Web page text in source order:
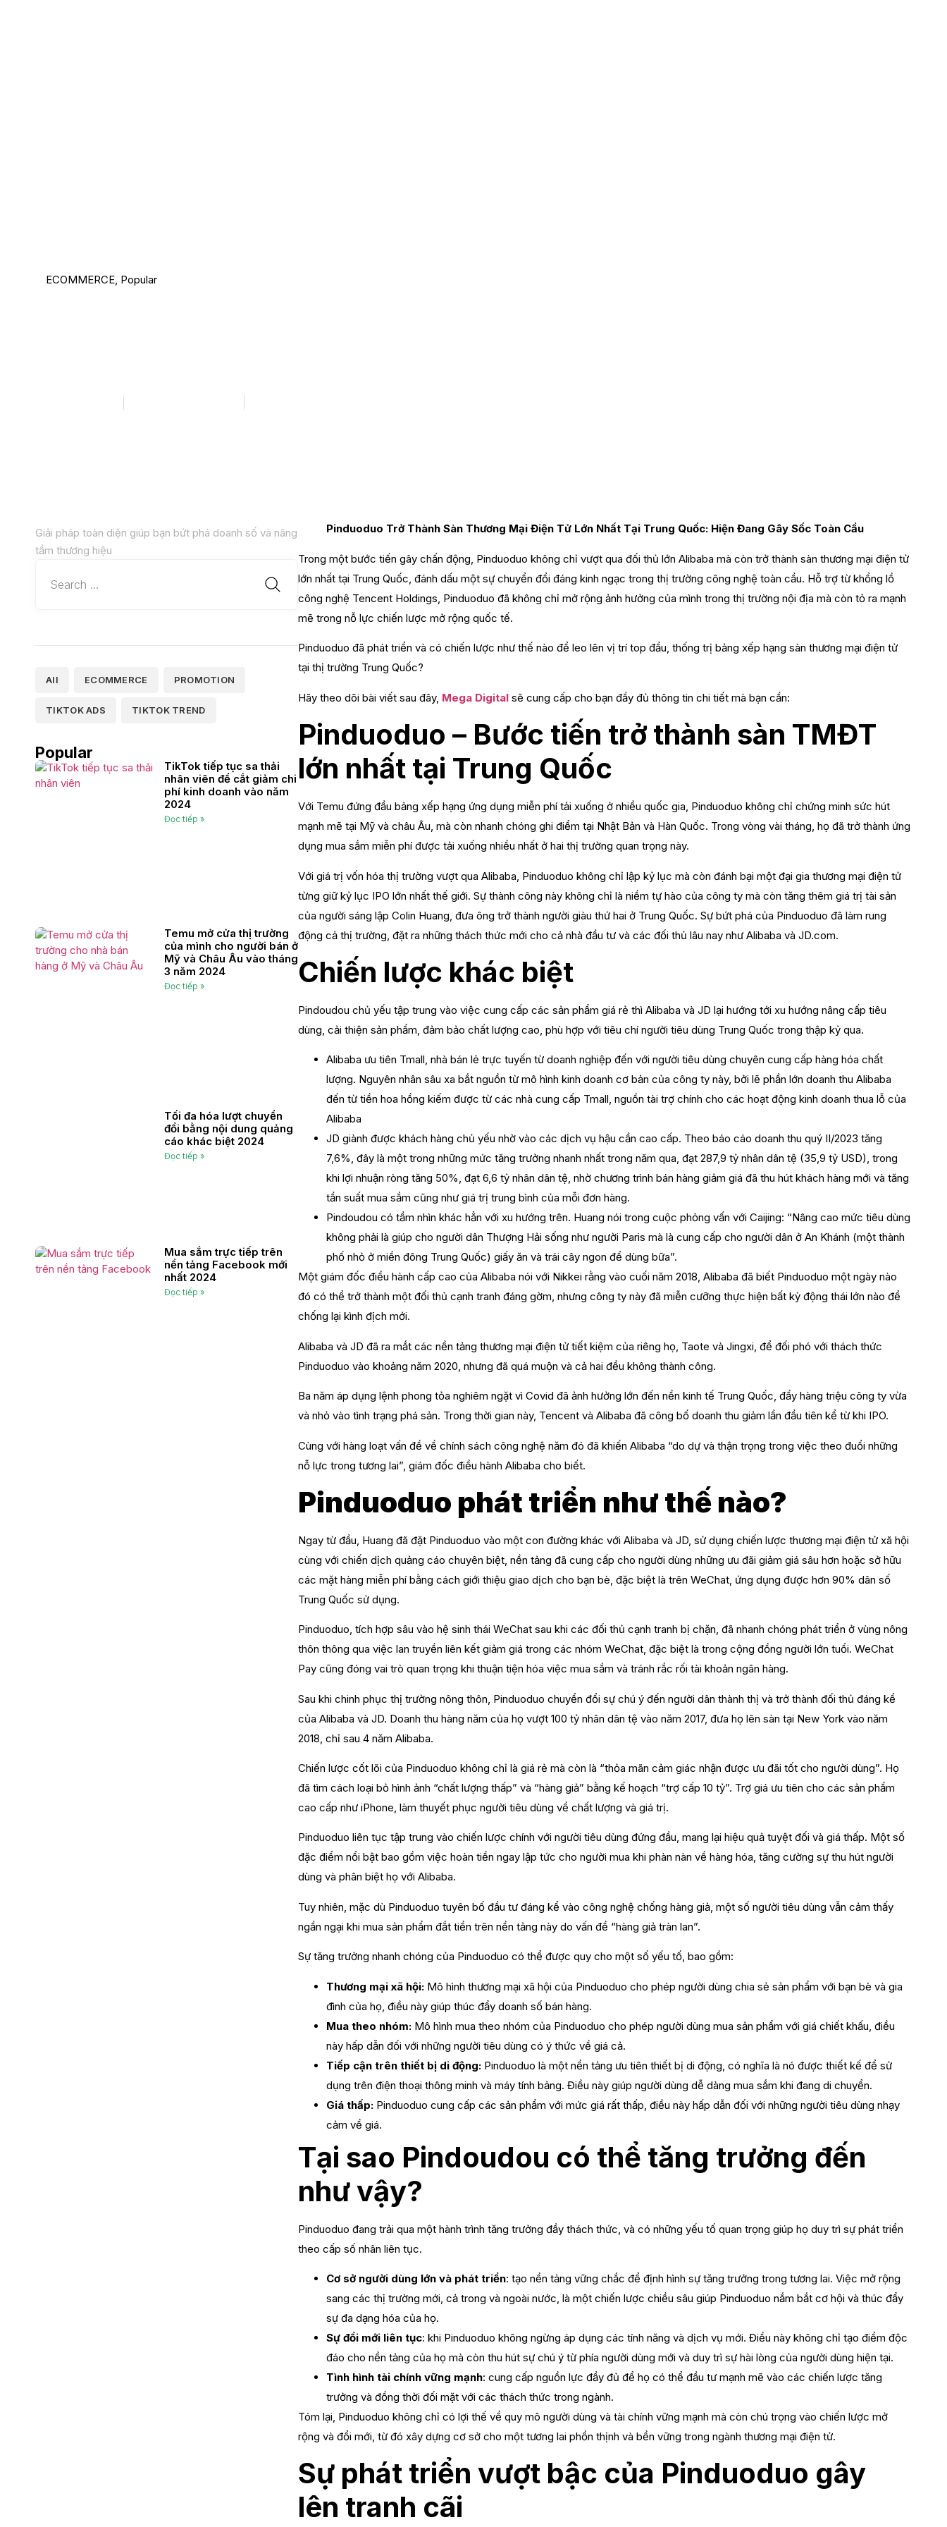
ECOMMERCE, Popular
Giải pháp toàn diện giúp bạn bứt phá doanh số và nâng
tầm thương hiệu
All ECOMMERCE PROMOTION
TIKTOK ADS TIKTOK TREND
Popular
TikTok tiếp tục sa thải
nhân viên để cắt giảm chi
phí kinh doanh vào năm
2024
Đọc tiếp »
Temu mở cửa thị trường
của mình cho người bán ở
Mỹ và Châu Âu vào tháng
3 năm 2024
Đọc tiếp »
Tối đa hóa lượt chuyển
đổi bằng nội dung quảng
cáo khác biệt 2024
Đọc tiếp »
Mua sắm trực tiếp trên
nền tảng Facebook mới
nhất 2024
Đọc tiếp »
Pinduoduo Trở Thành Sàn Thương Mại Điện Tử Lớn Nhất Tại Trung Quốc: Hiện Đang Gây Sốc Toàn Cầu
Trong một bước tiến gây chấn động, Pinduoduo không chỉ vượt qua đối thủ lớn Alibaba mà còn trở thành sàn thương mại điện tử
lớn nhất tại Trung Quốc, đánh dấu một sự chuyển đổi đáng kinh ngạc trong thị trường công nghệ toàn cầu. Hỗ trợ từ khổng lồ
công nghệ Tencent Holdings, Pinduoduo đã không chỉ mở rộng ảnh hưởng của mình trong thị trường nội địa mà còn tỏ ra mạnh
mẽ trong nỗ lực chiến lược mở rộng quốc tế.
Pinduoduo đã phát triển và có chiến lược như thế nào để leo lên vị trí top đầu, thống trị bảng xếp hạng sàn thương mại điện tử
tại thị trường Trung Quốc?
Hãy theo dõi bài viết sau đây, Mega Digital sẽ cung cấp cho bạn đầy đủ thông tin chi tiết mà bạn cần:
Pinduoduo – Bước tiến trở thành sàn TMĐT
lớn nhất tại Trung Quốc
Với Temu đứng đầu bảng xếp hạng ứng dụng miễn phí tải xuống ở nhiều quốc gia, Pinduoduo không chỉ chứng minh sức hút
mạnh mẽ tại Mỹ và châu Âu, mà còn nhanh chóng ghi điểm tại Nhật Bản và Hàn Quốc. Trong vòng vài tháng, họ đã trở thành ứng
dụng mua sắm miễn phí được tải xuống nhiều nhất ở hai thị trường quan trọng này.
Với giá trị vốn hóa thị trường vượt qua Alibaba, Pinduoduo không chỉ lập kỷ lục mà còn đánh bại một đại gia thương mại điện tử
từng giữ kỷ lục IPO lớn nhất thế giới. Sự thành công này không chỉ là niềm tự hào của công ty mà còn tăng thêm giá trị tài sản
của người sáng lập Colin Huang, đưa ông trở thành người giàu thứ hai ở Trung Quốc. Sự bứt phá của Pinduoduo đã làm rung
động cả thị trường, đặt ra những thách thức mới cho cả nhà đầu tư và các đối thủ lâu nay như Alibaba và JD.com.
Chiến lược khác biệt
Pindoudou chủ yếu tập trung vào việc cung cấp các sản phẩm giá rẻ thì Alibaba và JD lại hướng tới xu hướng nâng cấp tiêu
dùng, cải thiện sản phẩm, đảm bảo chất lượng cao, phù hợp với tiêu chí người tiêu dùng Trung Quốc trong thập kỷ qua.
Alibaba ưu tiên Tmall, nhà bán lẻ trực tuyến từ doanh nghiệp đến với người tiêu dùng chuyên cung cấp hàng hóa chất
lượng. Nguyên nhân sâu xa bắt nguồn từ mô hình kinh doanh cơ bản của công ty này, bởi lẽ phần lớn doanh thu Alibaba
đến từ tiền hoa hồng kiếm được từ các nhà cung cấp Tmall, nguồn tài trợ chính cho các hoạt động kinh doanh thua lỗ của
Alibaba
JD giành được khách hàng chủ yếu nhờ vào các dịch vụ hậu cần cao cấp. Theo báo cáo doanh thu quý II/2023 tăng
7,6%, đây là một trong những mức tăng trưởng nhanh nhất trong năm qua, đạt 287,9 tỷ nhân dân tệ (35,9 tỷ USD), trong
khi lợi nhuận ròng tăng 50%, đạt 6,6 tỷ nhân dân tệ, nhờ chương trình bán hàng giảm giá đã thu hút khách hàng mới và tăng
tần suất mua sắm cũng như giá trị trung bình của mỗi đơn hàng.
Pindoudou có tầm nhìn khác hẳn với xu hướng trên. Huang nói trong cuộc phỏng vấn với Caijing: “Nâng cao mức tiêu dùng
không phải là giúp cho người dân Thượng Hải sống như người Paris mà là cung cấp cho người dân ở An Khánh (một thành
phố nhỏ ở miền đông Trung Quốc) giấy ăn và trái cây ngon để dùng bữa”.
Một giám đốc điều hành cấp cao của Alibaba nói với Nikkei rằng vào cuối năm 2018, Alibaba đã biết Pinduoduo một ngày nào
đó có thể trở thành một đối thủ cạnh tranh đáng gờm, nhưng công ty này đã miễn cưỡng thực hiện bất kỳ động thái lớn nào để
chống lại kình địch mới.
Alibaba và JD đã ra mắt các nền tảng thương mại điện tử tiết kiệm của riêng họ, Taote và Jingxi, để đối phó với thách thức
Pinduoduo vào khoảng năm 2020, nhưng đã quá muộn và cả hai đều không thành công.
Ba năm áp dụng lệnh phong tỏa nghiêm ngặt vì Covid đã ảnh hưởng lớn đến nền kinh tế Trung Quốc, đẩy hàng triệu công ty vừa
và nhỏ vào tình trạng phá sản. Trong thời gian này, Tencent và Alibaba đã công bố doanh thu giảm lần đầu tiên kể từ khi IPO.
Cùng với hàng loạt vấn đề về chính sách công nghệ năm đó đã khiến Alibaba “do dự và thận trọng trong việc theo đuổi những
nỗ lực trong tương lai”, giám đốc điều hành Alibaba cho biết.
Pinduoduo phát triển như thế nào?
Ngay từ đầu, Huang đã đặt Pinduoduo vào một con đường khác với Alibaba và JD, sử dụng chiến lược thương mại điện tử xã hội
cùng với chiến dịch quảng cáo chuyên biệt, nền tảng đã cung cấp cho người dùng những ưu đãi giảm giá sâu hơn hoặc sở hữu
các mặt hàng miễn phí bằng cách giới thiệu giao dịch cho bạn bè, đặc biệt là trên WeChat, ứng dụng được hơn 90% dân số
Trung Quốc sử dụng.
Pinduoduo, tích hợp sâu vào hệ sinh thái WeChat sau khi các đối thủ cạnh tranh bị chặn, đã nhanh chóng phát triển ở vùng nông
thôn thông qua việc lan truyền liên kết giảm giá trong các nhóm WeChat, đặc biệt là trong cộng đồng người lớn tuổi. WeChat
Pay cũng đóng vai trò quan trọng khi thuận tiện hóa việc mua sắm và tránh rắc rối tài khoản ngân hàng.
Sau khi chinh phục thị trường nông thôn, Pinduoduo chuyển đổi sự chú ý đến người dân thành thị và trở thành đối thủ đáng kể
của Alibaba và JD. Doanh thu hàng năm của họ vượt 100 tỷ nhân dân tệ vào năm 2017, đưa họ lên sàn tại New York vào năm
2018, chỉ sau 4 năm Alibaba.
Chiến lược cốt lõi của Pinduoduo không chỉ là giá rẻ mà còn là “thỏa mãn cảm giác nhận được ưu đãi tốt cho người dùng”. Họ
đã tìm cách loại bỏ hình ảnh “chất lượng thấp” và “hàng giả” bằng kế hoạch “trợ cấp 10 tỷ”. Trợ giá ưu tiên cho các sản phẩm
cao cấp như iPhone, làm thuyết phục người tiêu dùng về chất lượng và giá trị.
Pinduoduo liên tục tập trung vào chiến lược chính với người tiêu dùng đứng đầu, mang lại hiệu quả tuyệt đối và giá thấp. Một số
đặc điểm nổi bật bao gồm việc hoàn tiền ngay lập tức cho người mua khi phàn nàn về hàng hóa, tăng cường sự thu hút người
dùng và phân biệt họ với Alibaba.
Tuy nhiên, mặc dù Pinduoduo tuyên bố đầu tư đáng kể vào công nghệ chống hàng giả, một số người tiêu dùng vẫn cảm thấy
ngần ngại khi mua sản phẩm đắt tiền trên nền tảng này do vấn đề “hàng giả tràn lan”.
Sự tăng trưởng nhanh chóng của Pinduoduo có thể được quy cho một số yếu tố, bao gồm:
Thương mại xã hội: Mô hình thương mại xã hội của Pinduoduo cho phép người dùng chia sẻ sản phẩm với bạn bè và gia
đình của họ, điều này giúp thúc đẩy doanh số bán hàng.
Mua theo nhóm: Mô hình mua theo nhóm của Pinduoduo cho phép người dùng mua sản phẩm với giá chiết khấu, điều
này hấp dẫn đối với những người tiêu dùng có ý thức về giá cả.
Tiếp cận trên thiết bị di động: Pinduoduo là một nền tảng ưu tiên thiết bị di động, có nghĩa là nó được thiết kế để sử
dụng trên điện thoại thông minh và máy tính bảng. Điều này giúp người dùng dễ dàng mua sắm khi đang di chuyển.
Giá thấp: Pinduoduo cung cấp các sản phẩm với mức giá rất thấp, điều này hấp dẫn đối với những người tiêu dùng nhạy
cảm về giá.
Tại sao Pindoudou có thể tăng trưởng đến
như vậy?
Pinduoduo đang trải qua một hành trình tăng trưởng đầy thách thức, và có những yếu tố quan trọng giúp họ duy trì sự phát triển
theo cấp số nhân liên tục.
Cơ sở người dùng lớn và phát triển: tạo nền tảng vững chắc để định hình sự tăng trưởng trong tương lai. Việc mở rộng
sang các thị trường mới, cả trong và ngoài nước, là một chiến lược chiều sâu giúp Pinduoduo nắm bắt cơ hội và thúc đẩy
sự đa dạng hóa của họ.
Sự đổi mới liên tục: khi Pinduoduo không ngừng áp dụng các tính năng và dịch vụ mới. Điều này không chỉ tạo điểm độc
đáo cho nền tảng của họ mà còn thu hút sự chú ý từ phía người dùng mới và duy trì sự hài lòng của người dùng hiện tại.
Tình hình tài chính vững mạnh: cung cấp nguồn lực đầy đủ để họ có thể đầu tư mạnh mẽ vào các chiến lược tăng
trưởng và đồng thời đối mặt với các thách thức trong ngành.
Tóm lại, Pinduoduo không chỉ có lợi thế về quy mô người dùng và tài chính vững mạnh mà còn chú trọng vào chiến lược mở
rộng và đổi mới, từ đó xây dựng cơ sở cho một tương lai phồn thịnh và bền vững trong ngành thương mại điện tử.
Sự phát triển vượt bậc của Pinduoduo gây
lên tranh cãi